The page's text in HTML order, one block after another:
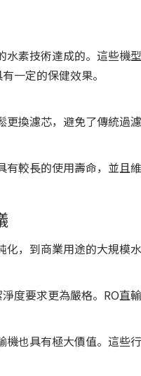
素技術達成的。這些
一定的保健效果。
換濾芯，避免了傳統過
較長的使用壽命，並
，到商業用途的大規模
度要求更為嚴格。RO直
也具有極大價值。這些